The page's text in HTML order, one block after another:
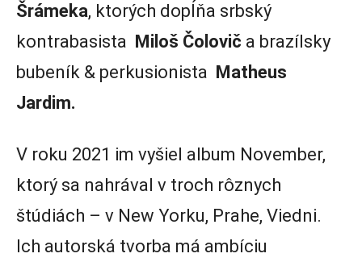
Šrámeka, ktorých dopĺňa srbský
kontrabasista Miloš Čolovič a brazílsky
bubeník & perkusionista Matheus
Jardim.
V roku 2021 im vyšiel album November,
ktorý sa nahrával v troch rôznych
štúdiách – v New Yorku, Prahe, Viedni.
Ich autorská tvorba má ambíciu